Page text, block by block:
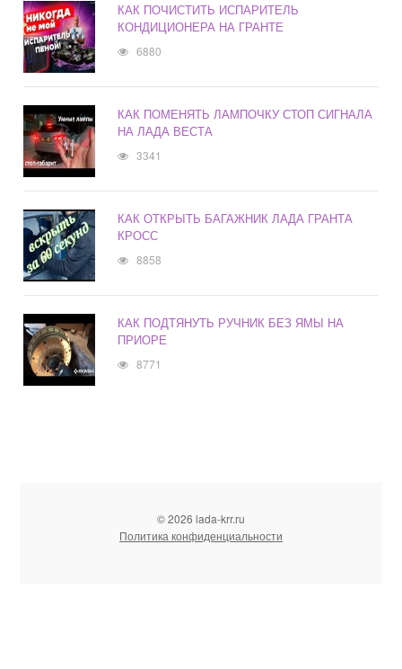
КАК ПОЧИСТИТЬ ИСПАРИТЕЛЬ
КОНДИЦИОНЕРА НА ГРАНТЕ
6880
КАК ПОМЕНЯТЬ ЛАМПОЧКУ СТОП СИГНАЛА
НА ЛАДА ВЕСТА
3341
КАК ОТКРЫТЬ БАГАЖНИК ЛАДА ГРАНТА
КРОСС
8858
КАК ПОДТЯНУТЬ РУЧНИК БЕЗ ЯМЫ НА
ПРИОРЕ
8771
© 2026 lada-krr.ru
Политика конфиденциальности